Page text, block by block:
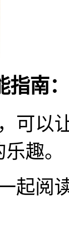
南：
可以
趣。
起阅